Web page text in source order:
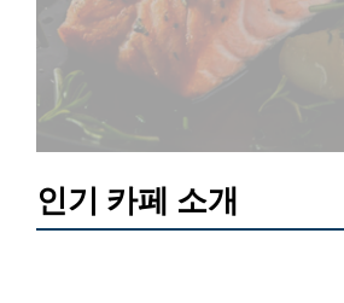
인기 카페 소개